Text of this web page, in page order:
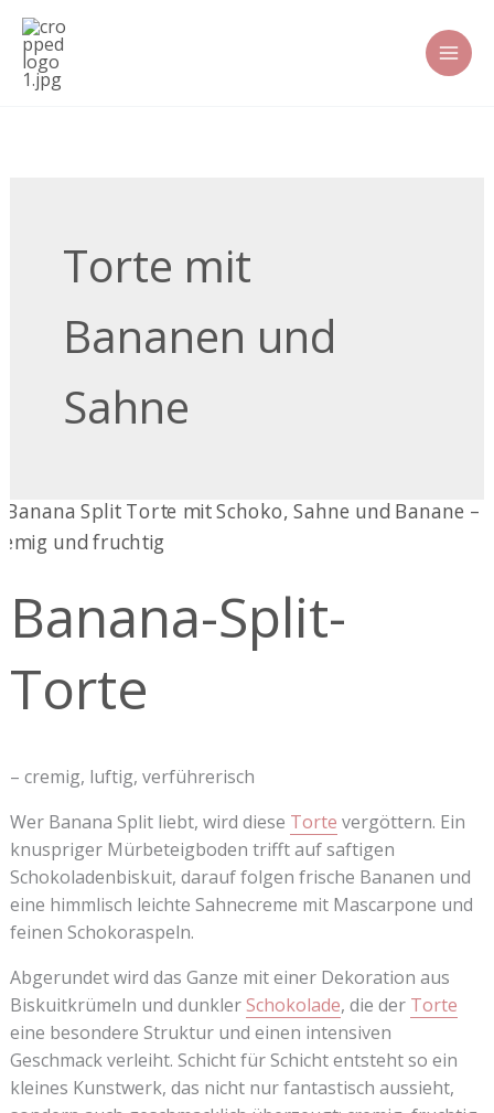
Zum
Inhalt
springen
Torte mit
Bananen und
Sahne
Banana-Split-
Torte
– cremig, luftig, verführerisch
Wer Banana Split liebt, wird diese Torte vergöttern. Ein
knuspriger Mürbeteigboden trifft auf saftigen
Schokoladenbiskuit, darauf folgen frische Bananen und
eine himmlisch leichte Sahnecreme mit Mascarpone und
feinen Schokoraspeln.
Abgerundet wird das Ganze mit einer Dekoration aus
Biskuitkrümeln und dunklerSchokolade, die der Torte
eine besondere Struktur und einen intensiven
Geschmack verleiht. Schicht für Schicht entsteht so ein
kleines Kunstwerk, das nicht nur fantastisch aussieht,
Banana-
Split-